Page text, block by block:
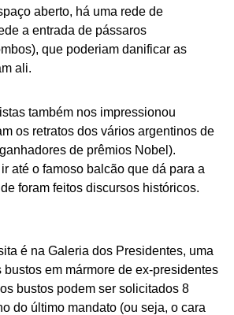
aberto, há uma rede de
a entrada de pássaros
que poderiam danificar as
ali.
também nos impressionou
os retratos dos vários argentinos de
de prêmios Nobel).
até o famoso balcão que dá para a
foram feitos discursos históricos.
é na Galeria dos Presidentes, uma
em mármore de ex-presidentes
bustos podem ser solicitados 8
do último mandato (ou seja, o cara